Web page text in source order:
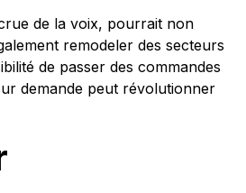
de la voix, pourrait non
remodeler des secteurs
de passer des commandes
demande peut révolutionner